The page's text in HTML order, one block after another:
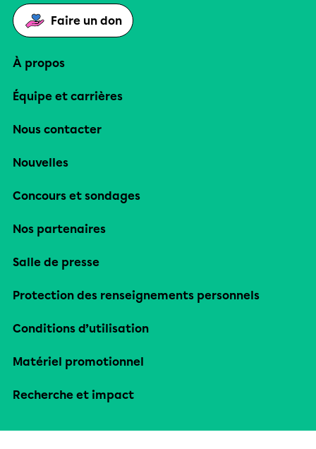
Faire un don
À propos
Équipe et carrières
Nous contacter
Nouvelles
Concours et sondages
Nos partenaires
Salle de presse
Protection des renseignements personnels
Conditions d’utilisation
Matériel promotionnel
Recherche et impact